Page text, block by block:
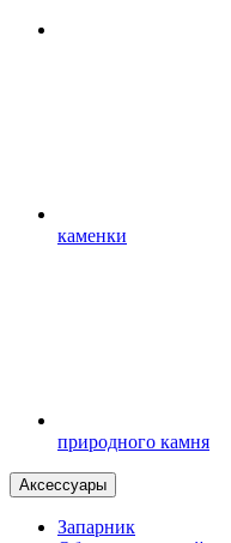
каменки
природного камня
Аксессуары
Запарник